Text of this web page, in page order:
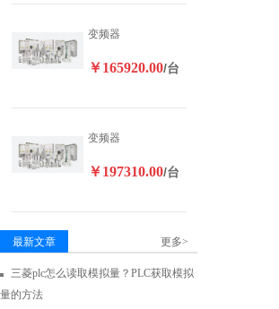
变频器
￥165920.00/台
变频器
￥197310.00/台
最新文章 更多>
三菱plc怎么读取模拟量？PLC获取模拟
量的方法